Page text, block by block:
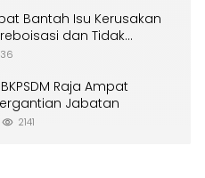
Bantah Isu Kerusakan
dan Tidak
Raja Ampat
Jabatan
2141